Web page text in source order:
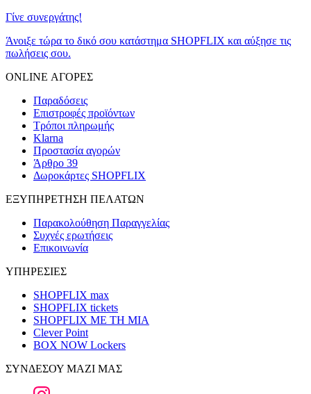
Γίνε συνεργάτης!
Άνοιξε τώρα το δικό σου κατάστημα SHOPFLIX και αύξησε τις
πωλήσεις σου.
ONLINE ΑΓΟΡΕΣ
Παραδόσεις
Επιστροφές προϊόντων
Τρόποι πληρωμής
Klarna
Προστασία αγορών
Άρθρο 39
Δωροκάρτες SHOPFLIX
ΕΞΥΠΗΡΕΤΗΣΗ ΠΕΛΑΤΩΝ
Παρακολούθηση Παραγγελίας
Συχνές ερωτήσεις
Επικοινωνία
ΥΠΗΡΕΣΙΕΣ
SHOPFLIX max
SHOPFLIX tickets
SHOPFLIX ΜΕ ΤΗ ΜΙΑ
Clever Point
BOX NOW Lockers
ΣΥΝΔΕΣΟΥ ΜΑΖΙ ΜΑΣ